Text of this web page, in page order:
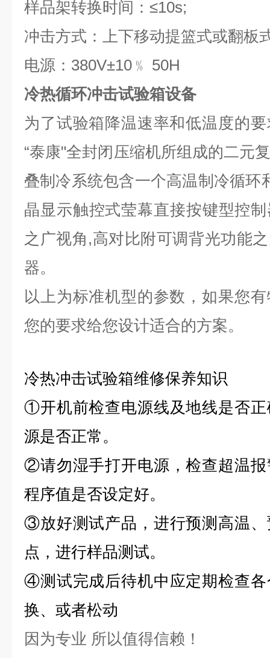
样品架转换时间：≤10s;
冲击方式：上下移动提篮式或翻板
电源：380V±10﹪ 50H
冷热循环冲击试验箱设备
为了试验箱降温速率和低温度的
“泰康"全封闭压缩机所组成的二元
叠制冷系统包含一个高温制冷循环
晶显示触控式莹幕直接按键型控
之广视角,高对比附可调背光功能
器。
以上为标准机型的参数，如果您
您的要求给您设计适合的方案。
冷热冲击试验箱维修保养知识
①开机前检查电源线及地线是否
源是否正常。
②请勿湿手打开电源，检查超温
程序值是否设定好。
③放好测试产品，进行预测高温
点，进行样品测试。
④测试完成后待机中应定期检查
换、或者松动
因为专业 所以值得信赖！